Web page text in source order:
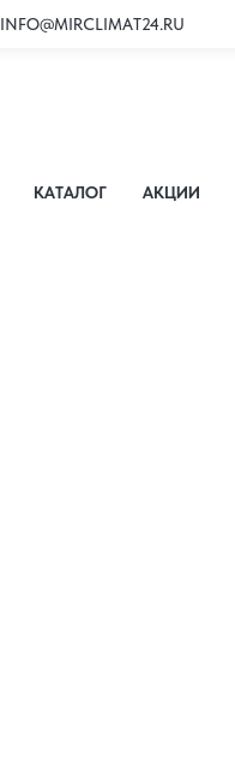
INFO@MIRCLIMAT24.RU
КАТАЛОГ АКЦИИ